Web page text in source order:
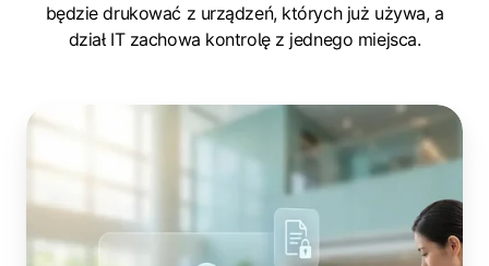
będzie drukować z urządzeń, których już używa, a
dział IT zachowa kontrolę z jednego miejsca.